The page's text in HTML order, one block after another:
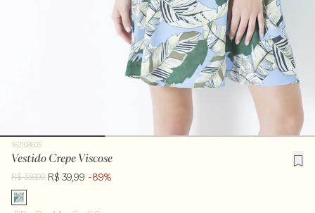
162108603
Vestido Crepe Viscose
R$ 359,00 R$ 39,99 -89%